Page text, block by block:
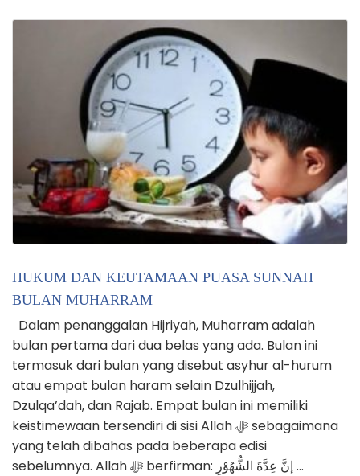
HUKUM DAN KEUTAMAAN PUASA SUNNAH
BULAN MUHARRAM
Dalam penanggalan Hijriyah, Muharram adalah
bulan pertama dari dua belas yang ada. Bulan ini
termasuk dari bulan yang disebut asyhur al-hurum
atau empat bulan haram selain Dzulhijjah,
Dzulqa’dah, dan Rajab. Empat bulan ini memiliki
keistimewaan tersendiri di sisi Allah ﷻ sebagaimana
yang telah dibahas pada beberapa edisi
sebelumnya. Allah ﷻ berfirman: إنَّ عِدَّةَ الشُّهُوْرِ …